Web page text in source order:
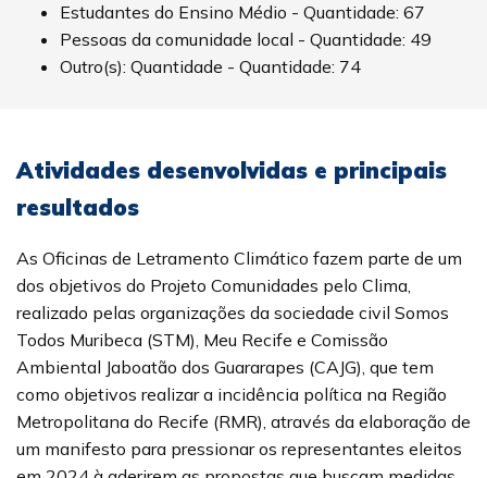
Estudantes do Ensino Médio - Quantidade: 67
Pessoas da comunidade local - Quantidade: 49
Outro(s): Quantidade - Quantidade: 74
Atividades desenvolvidas e principais
resultados
As Oficinas de Letramento Climático fazem parte de um
dos objetivos do Projeto Comunidades pelo Clima,
realizado pelas organizações da sociedade civil Somos
Todos Muribeca (STM), Meu Recife e Comissão
Ambiental Jaboatão dos Guararapes (CAJG), que tem
como objetivos realizar a incidência política na Região
Metropolitana do Recife (RMR), através da elaboração de
um manifesto para pressionar os representantes eleitos